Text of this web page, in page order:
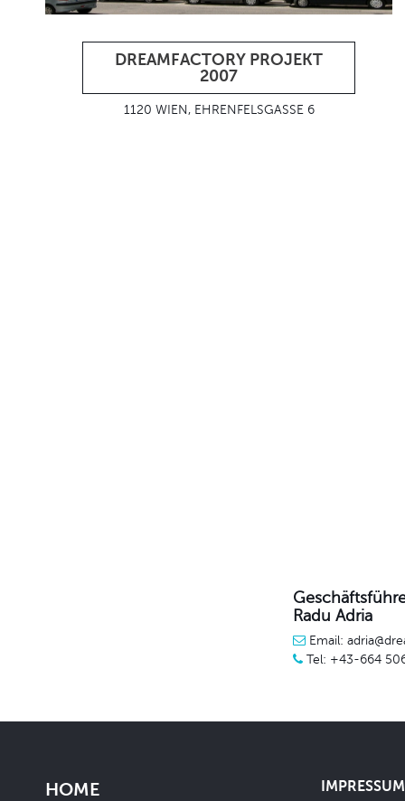
DREAMFACTORY PROJEKT
2007
1120 WIEN, EHRENFELSGASSE 6
Radu Adria
Email:
Tel: +43-664
HOME